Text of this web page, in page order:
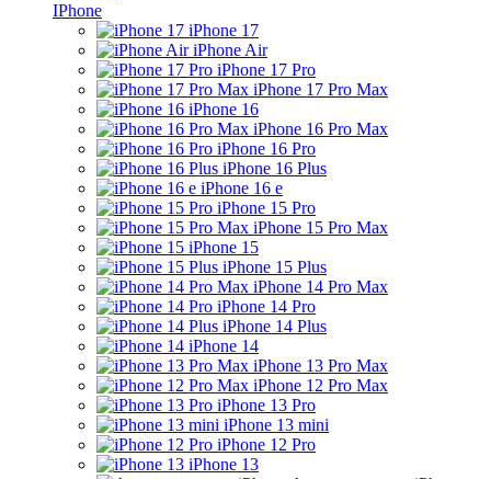
IPhone
iPhone 17
iPhone Air
iPhone 17 Pro
iPhone 17 Pro Max
iPhone 16
iPhone 16 Pro Max
iPhone 16 Pro
iPhone 16 Plus
iPhone 16 e
iPhone 15 Pro
iPhone 15 Pro Max
iPhone 15
iPhone 15 Plus
iPhone 14 Pro Max
iPhone 14 Pro
iPhone 14 Plus
iPhone 14
iPhone 13 Pro Max
iPhone 12 Pro Max
iPhone 13 Pro
iPhone 13 mini
iPhone 12 Pro
iPhone 13